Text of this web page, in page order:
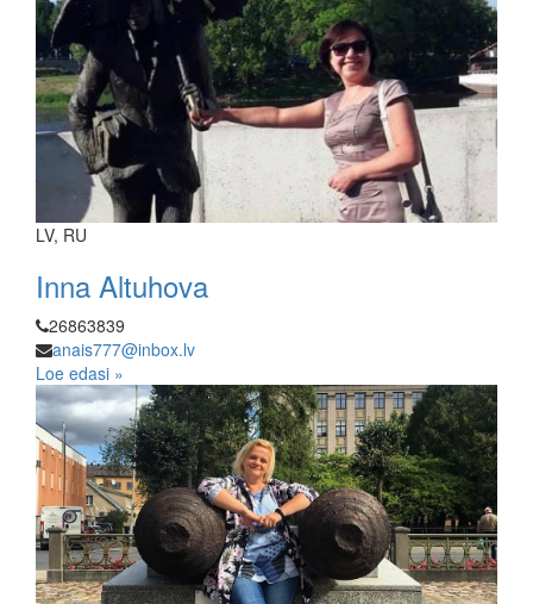
LV, RU
Inna Altuhova
26863839
anais777@inbox.lv
Loe edasi »